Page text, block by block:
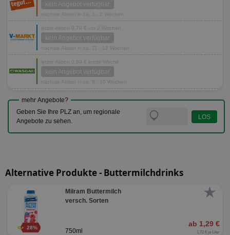
kein Angebot verfügbar
nächste Aktion in ca. 1 - 2 Wochen
letzte Aktion 0,79 € vor 2 Wochen
kein Angebot verfügbar
nächste Aktion in ca. 11 - 12 Wochen
letzte Aktion 0,89 € letzte Woche
kein Angebot verfügbar
nächste Aktion in ca. 9 - 10 Wochen
mehr Angebote?
Geben Sie Ihre PLZ an, um regionale
Angebote zu sehen.
Alternative Produkte - Buttermilchdrinks
★
28%
Milram Buttermilch
versch. Sorten
ab 1,29 €
750ml 1,72 € je Liter